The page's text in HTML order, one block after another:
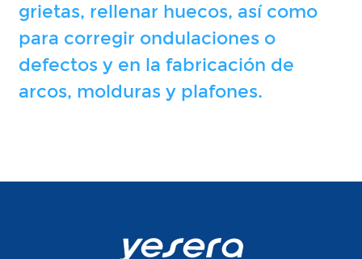
grietas, rellenar huecos, así como
para corregir ondulaciones o
defectos y en la fabricación de
arcos, molduras y plafones.